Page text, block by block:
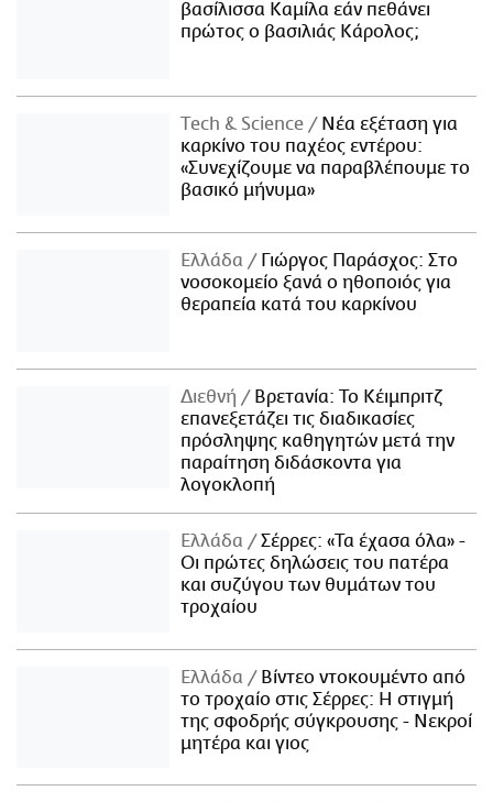
βασίλισσα Καμίλα εάν πεθάνει
πρώτος ο βασιλιάς Κάρολος;
Τech & Science
Νέα εξέταση για
καρκίνο του παχέος εντέρου:
«Συνεχίζουμε να παραβλέπουμε το
βασικό μήνυμα»
Ελλάδα
Γιώργος Παράσχος: Στο
νοσοκομείο ξανά ο ηθοποιός για
θεραπεία κατά του καρκίνου
Διεθνή
Βρετανία: Το Κέιμπριτζ
επανεξετάζει τις διαδικασίες
πρόσληψης καθηγητών μετά την
παραίτηση διδάσκοντα για
λογοκλοπή
Ελλάδα
Σέρρες: «Τα έχασα όλα» -
Οι πρώτες δηλώσεις του πατέρα
και συζύγου των θυμάτων του
τροχαίου
Ελλάδα
Βίντεο ντοκουμέντο από
το τροχαίο στις Σέρρες: Η στιγμή
της σφοδρής σύγκρουσης - Νεκροί
μητέρα και γιος